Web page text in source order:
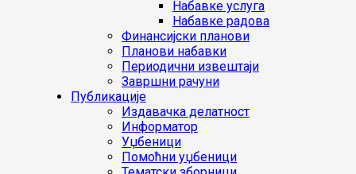
Набавке услуга
Набавке радова
Финансијски планови
Планови набавки
Периодични извештаји
Завршни рачуни
Публикације
Издавачка делатност
Информатор
Уџбеници
Помоћни уџбеници